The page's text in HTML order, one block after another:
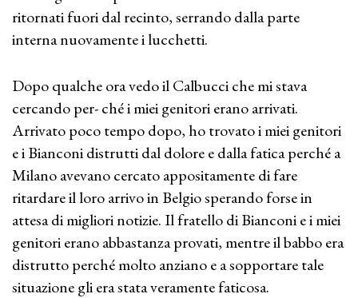
ritornati fuori dal recinto, serrando dalla parte
interna nuovamente i lucchetti.
Dopo qualche ora vedo il Calbucci che mi stava
cercando per- ché i miei genitori erano arrivati.
Arrivato poco tempo dopo, ho trovato i miei genitori
e i Bianconi distrutti dal dolore e dalla fatica perché a
Milano avevano cercato appositamente di fare
ritardare il loro arrivo in Belgio sperando forse in
attesa di migliori notizie. Il fratello di Bianconi e i miei
genitori erano abbastanza provati, mentre il babbo era
distrutto perché molto anziano e a sopportare tale
situazione gli era stata veramente faticosa.